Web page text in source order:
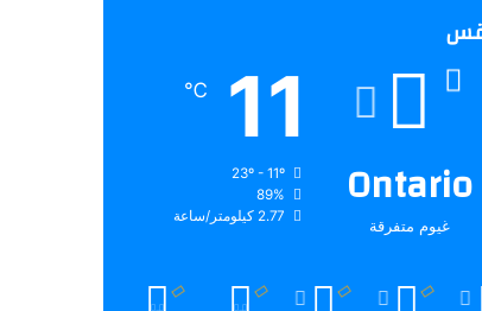
Ontario
غيوم متفرقة
11
℃
23º - 11º
89%
2.77 كيلومتر/ساعة